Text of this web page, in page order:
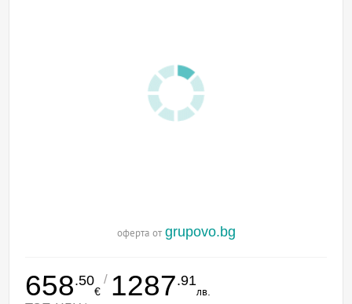
оферта от grupovo.bg
658.50
€
/ 1287.91
лв.